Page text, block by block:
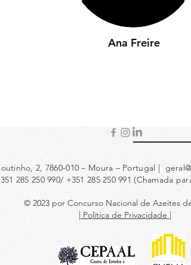
Ana Freire
2, 7860-010 – Moura – Portugal |
285 250 990/ +351 285 250 991 (Chamada
© 2023 por Concurso Nacional de Azeites
| Política de Privacidade |